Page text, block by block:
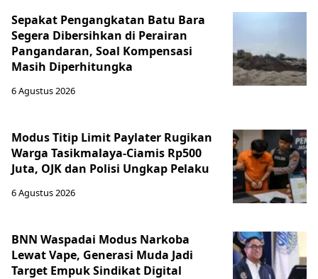
Sepakat Pengangkatan Batu Bara
Segera Dibersihkan di Perairan
Pangandaran, Soal Kompensasi
Masih Diperhitungka
6 Agustus 2026
Modus Titip Limit Paylater Rugikan
Warga Tasikmalaya-Ciamis Rp500
Juta, OJK dan Polisi Ungkap Pelaku
6 Agustus 2026
BNN Waspadai Modus Narkoba
Lewat Vape, Generasi Muda Jadi
Target Empuk Sindikat Digital